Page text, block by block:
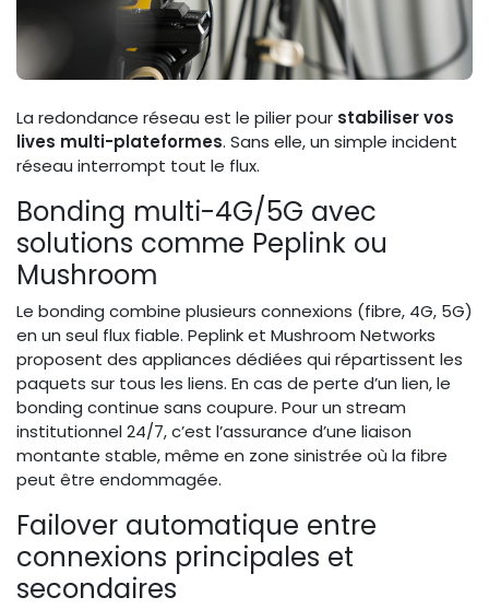
La redondance réseau est le pilier pour stabiliser vos
lives multi-plateformes. Sans elle, un simple incident
réseau interrompt tout le flux.
Bonding multi-4G/5G avec
solutions comme Peplink ou
Mushroom
Le bonding combine plusieurs connexions (fibre, 4G, 5G)
en un seul flux fiable. Peplink et Mushroom Networks
proposent des appliances dédiées qui répartissent les
paquets sur tous les liens. En cas de perte d’un lien, le
bonding continue sans coupure. Pour un stream
institutionnel 24/7, c’est l’assurance d’une liaison
montante stable, même en zone sinistrée où la fibre
peut être endommagée.
Failover automatique entre
connexions principales et
secondaires